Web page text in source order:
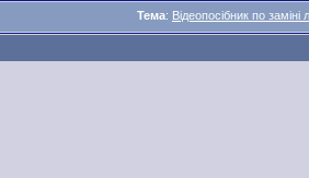
Тема: Відеопосібник по